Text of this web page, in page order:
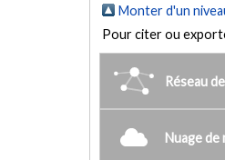
Monter d'un
Pour citer ou
Réseau
Nuage de